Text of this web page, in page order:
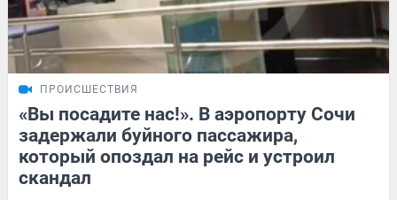
ПРОИСШЕСТВИЯ
«Вы посадите нас!». В аэропорту Сочи
задержали буйного пассажира,
который опоздал на рейс и устроил
скандал